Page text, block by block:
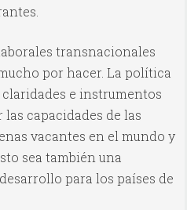
transnacionales
por hacer. La política
e instrumentos
capacidades de las
vacantes en el mundo y
sea también una
para los países de